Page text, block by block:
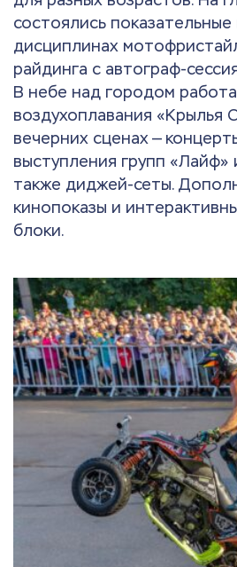
состоялись
дисциплинах
райдинга с автограф-
В небе над городом
воздухоплавания «Крылья
вечерних сценах —
выступления групп «Лайф»
также диджей-сеты.
кинопоказы и
блоки.